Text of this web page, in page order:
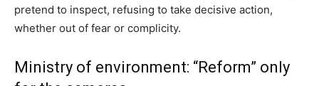
pretend to inspect, refusing to take decisive action,
whether out of fear or complicity.
Ministry of environment: “Reform” only